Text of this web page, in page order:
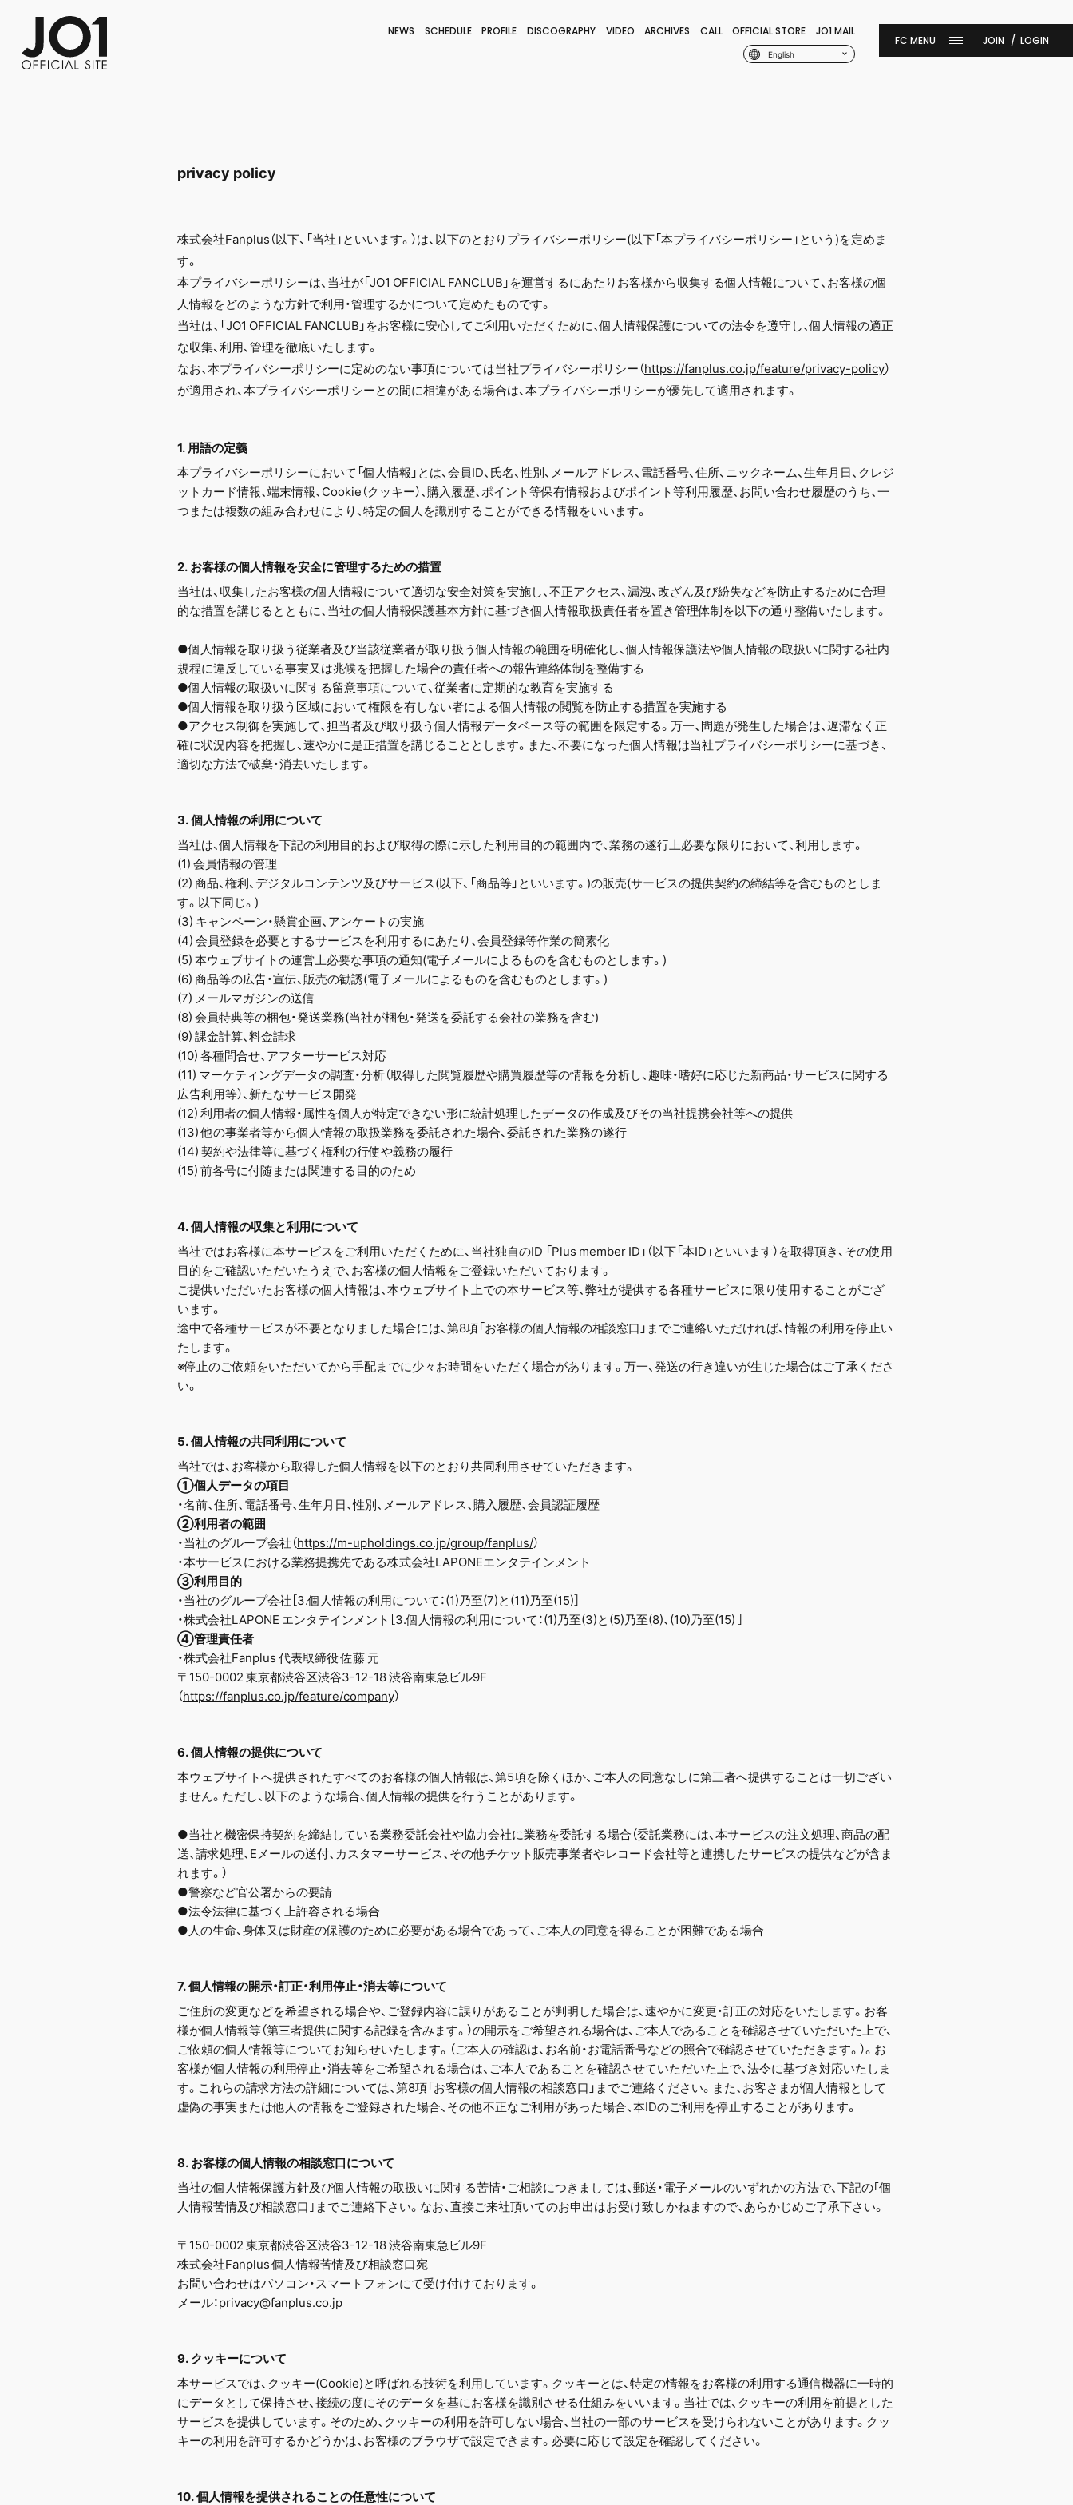
NEWS SCHEDULE PROFILE DISCOGRAPHY VIDEO ARCHIVES CALL OFFICIAL STORE JO1 MAIL
English
FC NEWSPHOTO MOVIE
JOIN LOGIN
privacy policy
株式会社Fanplus（以下、「当社」といいます。）は、以下のとおりプライバシーポリシー(以下「本プライバシーポリシー」という)を定めま
す。
本プライバシーポリシーは、当社が「JO1 OFFICIAL FANCLUB」を運営するにあたりお客様から収集する個人情報について、お客様の個
人情報をどのような方針で利用・管理するかについて定めたものです。
当社は、「JO1 OFFICIAL FANCLUB」をお客様に安心してご利用いただくために、個人情報保護についての法令を遵守し、個人情報の適正
な収集、利用、管理を徹底いたします。
なお、本プライバシーポリシーに定めのない事項については当社プライバシーポリシー（https://fanplus.co.jp/feature/privacy-policy）
が適用され、本プライバシーポリシーとの間に相違がある場合は、本プライバシーポリシーが優先して適用されます。
1. 用語の定義
本プライバシーポリシーにおいて「個人情報」とは、会員ID、氏名、性別、メールアドレス、電話番号、住所、ニックネーム、生年月日、クレジ
ットカード情報、端末情報、Cookie（クッキー）、購入履歴、ポイント等保有情報およびポイント等利用履歴、お問い合わせ履歴のうち、一
つまたは複数の組み合わせにより、特定の個人を識別することができる情報をいいます。
2. お客様の個人情報を安全に管理するための措置
当社は、収集したお客様の個人情報について適切な安全対策を実施し、不正アクセス、漏洩、改ざん及び紛失などを防止するために合理
的な措置を講じるとともに、当社の個人情報保護基本方針に基づき個人情報取扱責任者を置き管理体制を以下の通り整備いたします。
●個人情報を取り扱う従業者及び当該従業者が取り扱う個人情報の範囲を明確化し、個人情報保護法や個人情報の取扱いに関する社内
規程に違反している事実又は兆候を把握した場合の責任者への報告連絡体制を整備する
●個人情報の取扱いに関する留意事項について、従業者に定期的な教育を実施する
●個人情報を取り扱う区域において権限を有しない者による個人情報の閲覧を防止する措置を実施する
●アクセス制御を実施して、担当者及び取り扱う個人情報データベース等の範囲を限定する。万一、問題が発生した場合は、遅滞なく正
確に状況内容を把握し、速やかに是正措置を講じることとします。また、不要になった個人情報は当社プライバシーポリシーに基づき、
適切な方法で破棄・消去いたします。
3. 個人情報の利用について
当社は、個人情報を下記の利用目的および取得の際に示した利用目的の範囲内で、業務の遂行上必要な限りにおいて、利用します。
(1) 会員情報の管理
(2) 商品、権利、デジタルコンテンツ及びサービス(以下、「商品等」といいます。)の販売(サービスの提供契約の締結等を含むものとしま
す。以下同じ。)
(3) キャンペーン・懸賞企画、アンケートの実施
(4) 会員登録を必要とするサービスを利用するにあたり、会員登録等作業の簡素化
(5) 本ウェブサイトの運営上必要な事項の通知(電子メールによるものを含むものとします。)
(6) 商品等の広告・宣伝、販売の勧誘(電子メールによるものを含むものとします。)
(7) メールマガジンの送信
(8) 会員特典等の梱包・発送業務(当社が梱包・発送を委託する会社の業務を含む)
(9) 課金計算、料金請求
(10) 各種問合せ、アフターサービス対応
(11) マーケティングデータの調査・分析（取得した閲覧履歴や購買履歴等の情報を分析し、趣味・嗜好に応じた新商品・サービスに関する
広告利用等）、新たなサービス開発
(12) 利用者の個人情報・属性を個人が特定できない形に統計処理したデータの作成及びその当社提携会社等への提供
(13) 他の事業者等から個人情報の取扱業務を委託された場合、委託された業務の遂行
(14) 契約や法律等に基づく権利の行使や義務の履行
(15) 前各号に付随または関連する目的のため
4. 個人情報の収集と利用について
当社ではお客様に本サービスをご利用いただくために、当社独自のID 「Plus member ID」（以下「本ID」といいます）を取得頂き、その使用
目的をご確認いただいたうえで、お客様の個人情報をご登録いただいております。
ご提供いただいたお客様の個人情報は、本ウェブサイト上での本サービス等、弊社が提供する各種サービスに限り使用することがござ
います。
途中で各種サービスが不要となりました場合には、第8項「お客様の個人情報の相談窓口」までご連絡いただければ、情報の利用を停止い
たします。
※停止のご依頼をいただいてから手配までに少々お時間をいただく場合があります。万一、発送の行き違いが生じた場合はご了承くださ
い。
5. 個人情報の共同利用について
当社では、お客様から取得した個人情報を以下のとおり共同利用させていただきます。
①個人データの項目
・名前、住所、電話番号、生年月日、性別、メールアドレス、購入履歴、会員認証履歴
②利用者の範囲
・当社のグループ会社（https://m-upholdings.co.jp/group/fanplus/）
・本サービスにおける業務提携先である株式会社LAPONEエンタテインメント
③利用目的
・当社のグループ会社［3.個人情報の利用について：(1)乃至(7)と(11)乃至(15)］
・株式会社LAPONE エンタテインメント［3.個人情報の利用について：(1)乃至(3)と(5)乃至(8)、(10)乃至(15) ］
④管理責任者
・株式会社Fanplus 代表取締役 佐藤 元
〒150-0002 東京都渋谷区渋谷3-12-18 渋谷南東急ビル9F
（https://fanplus.co.jp/feature/company）
6. 個人情報の提供について
本ウェブサイトへ提供されたすべてのお客様の個人情報は、第5項を除くほか、ご本人の同意なしに第三者へ提供することは一切ござい
ません。ただし、以下のような場合、個人情報の提供を行うことがあります。
●当社と機密保持契約を締結している業務委託会社や協力会社に業務を委託する場合（委託業務には、本サービスの注文処理、商品の配
送、請求処理、Eメールの送付、カスタマーサービス、その他チケット販売事業者やレコード会社等と連携したサービスの提供などが含ま
れます。）
●警察など官公署からの要請
●法令法律に基づく上許容される場合
●人の生命、身体又は財産の保護のために必要がある場合であって、ご本人の同意を得ることが困難である場合
7. 個人情報の開示・訂正・利用停止・消去等について
ご住所の変更などを希望される場合や、ご登録内容に誤りがあることが判明した場合は、速やかに変更・訂正の対応をいたします。お客
様が個人情報等（第三者提供に関する記録を含みます。）の開示をご希望される場合は、ご本人であることを確認させていただいた上で、
ご依頼の個人情報等についてお知らせいたします。（ご本人の確認は、お名前・お電話番号などの照合で確認させていただきます。）。お
客様が個人情報の利用停止・消去等をご希望される場合は、ご本人であることを確認させていただいた上で、法令に基づき対応いたしま
す。これらの請求方法の詳細については、第8項「お客様の個人情報の相談窓口」までご連絡ください。また、お客さまが個人情報として
虚偽の事実または他人の情報をご登録された場合、その他不正なご利用があった場合、本IDのご利用を停止することがあります。
8. お客様の個人情報の相談窓口について
当社の個人情報保護方針及び個人情報の取扱いに関する苦情・ご相談につきましては、郵送・電子メールのいずれかの方法で、下記の｢個
人情報苦情及び相談窓口｣までご連絡下さい。なお、直接ご来社頂いてのお申出はお受け致しかねますので、あらかじめご了承下さい。
〒150-0002 東京都渋谷区渋谷3-12-18 渋谷南東急ビル9F
株式会社Fanplus 個人情報苦情及び相談窓口宛
お問い合わせはパソコン・スマートフォンにて受け付けております。
メール：privacy@fanplus.co.jp
9. クッキーについて
本サービスでは、クッキー(Cookie)と呼ばれる技術を利用しています。クッキーとは、特定の情報をお客様の利用する通信機器に一時的
にデータとして保持させ、接続の度にそのデータを基にお客様を識別させる仕組みをいいます。当社では、クッキーの利用を前提とした
サービスを提供しています。そのため、クッキーの利用を許可しない場合、当社の一部のサービスを受けられないことがあります。クッ
キーの利用を許可するかどうかは、お客様のブラウザで設定できます。必要に応じて設定を確認してください。
10. 個人情報を提供されることの任意性について